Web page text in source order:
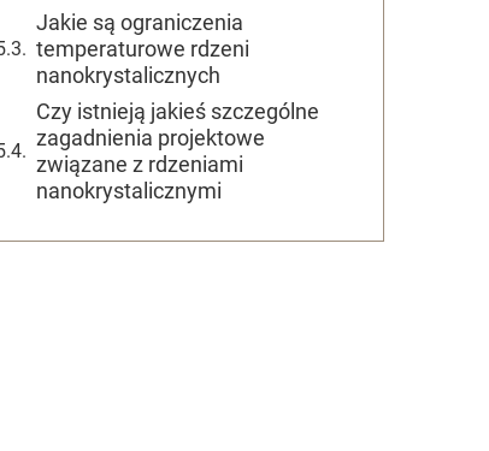
Jakie są ograniczenia
temperaturowe rdzeni
nanokrystalicznych
Czy istnieją jakieś szczególne
zagadnienia projektowe
związane z rdzeniami
nanokrystalicznymi